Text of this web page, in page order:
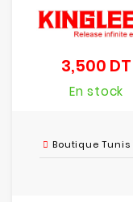
3,500 DT
En stock
Boutique Tunis